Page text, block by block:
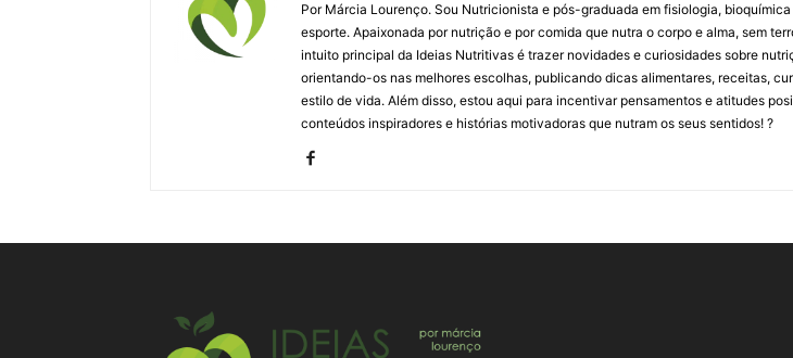
Por Márcia Lourenço. Sou Nutricionista e pós-graduada em fisiologia,
esporte. Apaixonada por nutrição e por comida que nutra o corpo e alma, sem
intuito principal da Ideias Nutritivas é trazer novidades e curiosidades sobre
orientando-os nas melhores escolhas, publicando dicas alimentares, receitas,
estilo de vida. Além disso, estou aqui para incentivar pensamentos e atitudes
conteúdos inspiradores e histórias motivadoras que nutram os seus sentidos! ?